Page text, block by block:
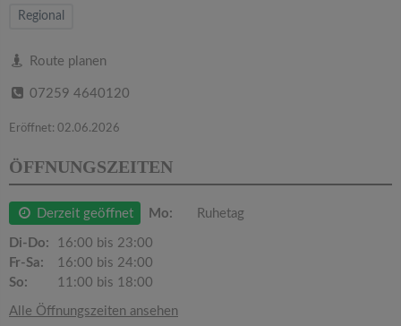
Regional
Route planen
07259 4640120
Eröffnet: 02.06.2026
ÖFFNUNGSZEITEN
Derzeit geöffnet Mo: Ruhetag
Di-Do:
16:00 bis 23:00
Fr-Sa:
16:00 bis 24:00
So:
11:00 bis 18:00
Alle Öffnungszeiten ansehen
g
t
i